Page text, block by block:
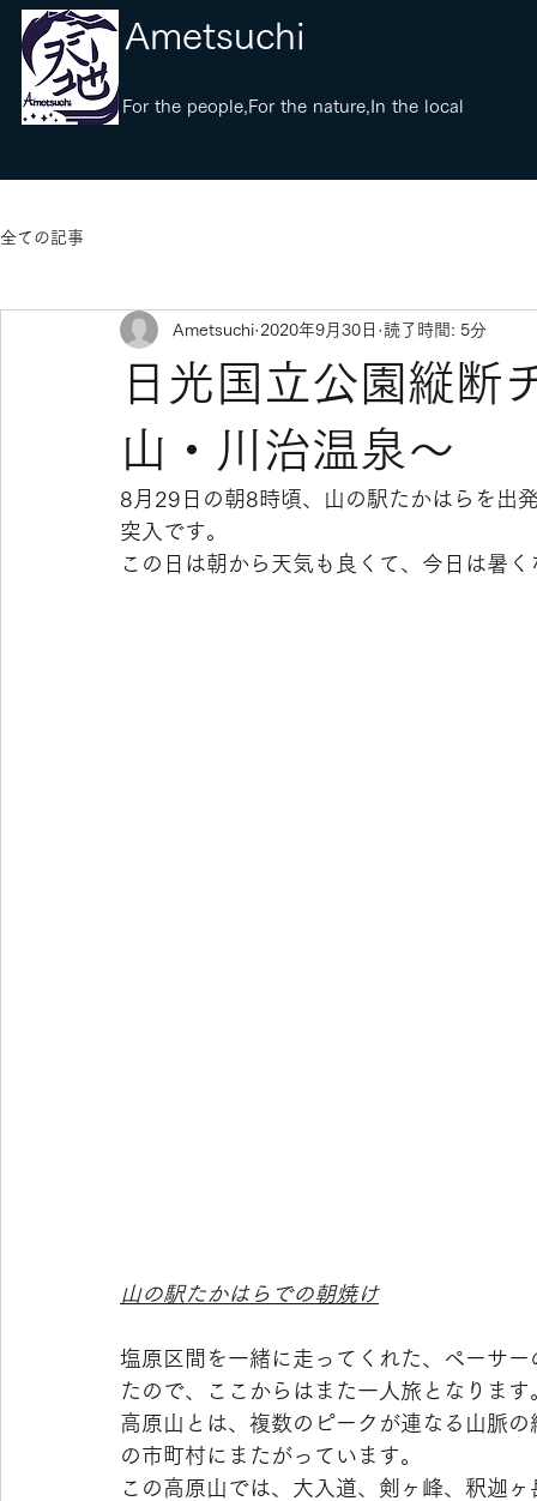
​Ametsuchi
​For the people,For the nature,In the local
全ての記事
日光国立公園縦
山・川治温泉〜
Ametsuchi 2020年9月30日 読了時間: 5分
8月29日の朝8時頃、山の駅たかはらを出
突入です。
この日は朝から天気も良くて、今日は暑
山の駅たかはらでの朝焼け
塩原区間を一緒に走ってくれた、ペーサ
たので、ここからはまた一人旅となります
高原山とは、複数のピークが連なる山脈
の市町村にまたがっています。
この高原山では、大入道、剣ヶ峰、釈迦